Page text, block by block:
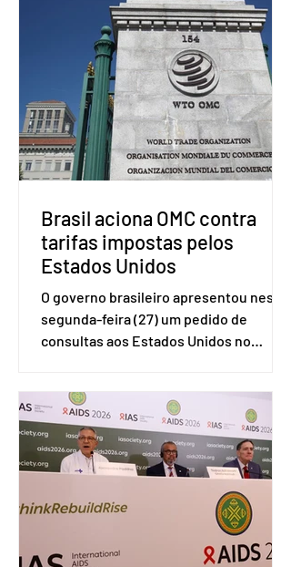
Brasil aciona OMC contra
tarifas impostas pelos
Estados Unidos
O governo brasileiro apresentou nesta
segunda-feira (27) um pedido de
consultas aos Estados Unidos no
(OMC), contestando duas medidas
tarifárias adotadas pelo país norte-
americano com base na Seção 301 da
Lei de Comércio de 1974. Segundo nota
divulgada pelo Ministério das Relações
Exteriores, o Brasil considera que as
incompatíveis com as obrigações